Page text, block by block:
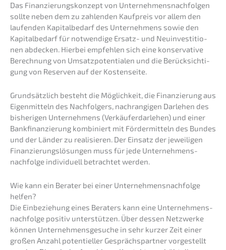
Das Finan­zie­rungs­kon­zept von Unter­neh­mens­nach­fol­gen
sollte neben dem zu zahlen­den Kaufpreis vor allem den
laufen­den Kapital­be­darf des Unter­neh­mens sowie den
Kapital­be­darf für notwen­di­ge Ersatz- und Neuin­ves­ti­tio­
nen abdecken. Hierbei empfeh­len sich eine konser­va­ti­ve
Berech­nung von Umsatz­po­ten­tia­len und die Berück­sich­ti­
gung von Reser­ven auf der Kostenseite.
Grund­sätz­lich besteht die Möglich­keit, die Finan­zie­rung aus
Eigen­mit­teln des Nachfol­gers, nachran­gi­gen Darle­hen des
bishe­ri­gen Unter­neh­mens (Verkäu­fer­dar­le­hen) und einer
Bankfi­nan­zie­rung kombi­niert mit Förder­mit­teln des Bundes
und der Länder zu reali­sie­ren. Der Einsatz der jewei­li­gen
Finan­zie­rungs­lö­sun­gen muss für jede Unternehmens­
nachfolge indivi­du­ell betrach­tet werden.
Wie kann ein Berater bei einer Unternehmens­nachfolge
helfen?
Die Einbe­zie­hung eines Beraters kann eine Unternehmens­
nachfolge positiv unter­stüt­zen. Über dessen Netzwer­ke
können Unter­neh­mens­ge­su­che in sehr kurzer Zeit einer
großen Anzahl poten­ti­el­ler Gesprächs­part­ner vorge­stellt